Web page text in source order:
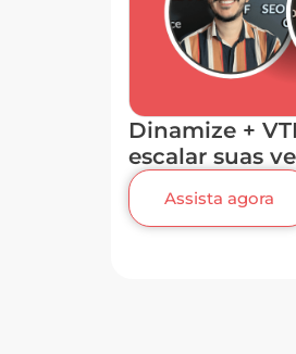
Dinamize +
escalar suas
Assista agora